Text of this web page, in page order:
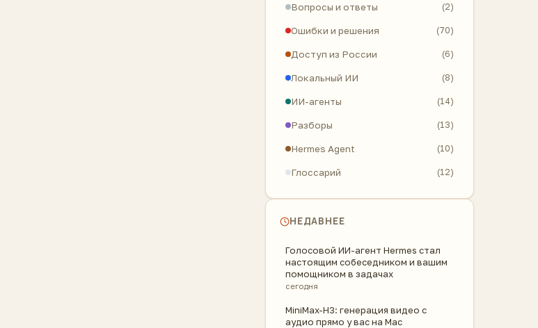
Вопросы и ответы (2)
Ошибки и решения (70)
Доступ из России (6)
Локальный ИИ (8)
ИИ-агенты (14)
Разборы (13)
Hermes Agent (10)
Глоссарий (12)
НЕДАВНЕЕ
Голосовой ИИ-агент Hermes стал
настоящим собеседником и вашим
помощником в задачах
сегодня
MiniMax-H3: генерация видео с
аудио прямо у вас на Mac